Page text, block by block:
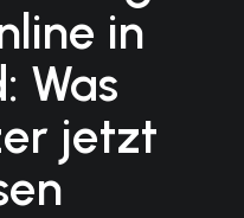
in
Was
jetzt